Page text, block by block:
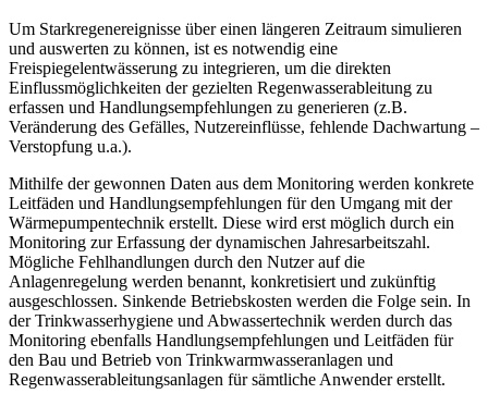
Um Starkregenereignisse über einen längeren Zeitraum simulieren
und auswerten zu können, ist es notwendig eine
Freispiegelentwässerung zu integrieren, um die direkten
Einflussmöglichkeiten der gezielten Regenwasserableitung zu
erfassen und Handlungsempfehlungen zu generieren (z.B.
Veränderung des Gefälles, Nutzereinflüsse, fehlende Dachwartung –
Verstopfung u.a.).
Mithilfe der gewonnen Daten aus dem Monitoring werden konkrete
Leitfäden und Handlungsempfehlungen für den Umgang mit der
Wärmepumpentechnik erstellt. Diese wird erst möglich durch ein
Monitoring zur Erfassung der dynamischen Jahresarbeitszahl.
Mögliche Fehlhandlungen durch den Nutzer auf die
Anlagenregelung werden benannt, konkretisiert und zukünftig
ausgeschlossen. Sinkende Betriebskosten werden die Folge sein. In
der Trinkwasserhygiene und Abwassertechnik werden durch das
Monitoring ebenfalls Handlungsempfehlungen und Leitfäden für
den Bau und Betrieb von Trinkwarmwasseranlagen und
Regenwasserableitungsanlagen für sämtliche Anwender erstellt.